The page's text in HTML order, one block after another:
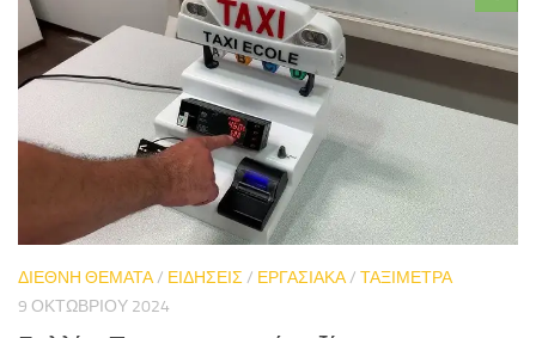
ΔΙΕΘΝΗ ΘΕΜΑΤΑ/ ΕΙΔΗΣΕΙΣ / ΕΡΓΑΣΙΑΚΑ/ ΤΑΞΙΜΕΤΡΑ
9 ΟΚΤΩΒΡΊΟΥ 2024